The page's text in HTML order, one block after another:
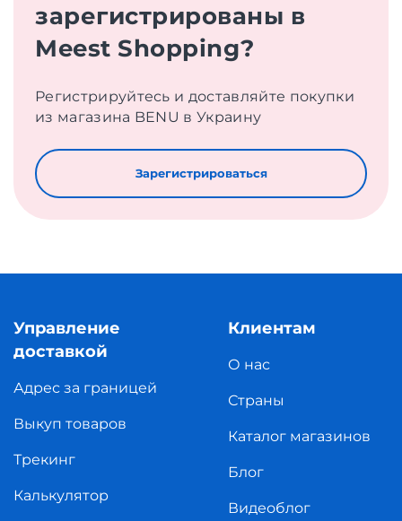
зарегистрированы в
Meest Shopping?
Регистрируйтесь и доставляйте покупки
из магазина BENU в Украину
Зарегистрироваться
Управление
доставкой
Адрес за границей
Выкуп товаров
Трекинг
Калькулятор
Клиентам
О нас
Страны
Каталог магазинов
Блог
Видеоблог